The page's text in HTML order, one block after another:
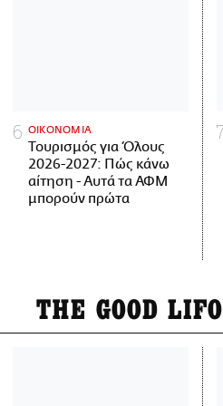
ΟΙΚΟΝΟΜΙΑ
Τουρισμός για Όλους
2026-2027: Πώς κάνω
αίτηση - Αυτά τα ΑΦΜ
μπορούν πρώτα
THE GOOD LIFO